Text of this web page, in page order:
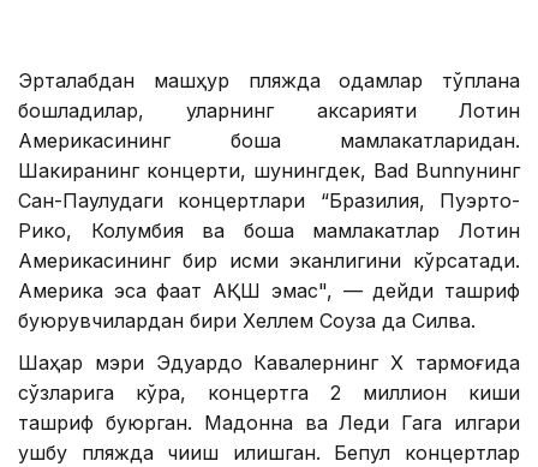
Эрталабдан машҳур пляжда одамлар тўплана
бошладилар, уларнинг аксарияти Лотин
Америкасининг бошқа мамлакатларидан.
Шакиранинг концерти, шунингдек, Bad Bunnyнинг
Сан-Паулудаги концертлари “Бразилия, Пуэрто-
Рико, Колумбия ва бошқа мамлакатлар Лотин
Америкасининг бир қисми эканлигини кўрсатади.
Америка эса фақат АҚШ эмас", — дейди ташриф
буюрувчилардан бири Хеллем Соуза да Силва.
Шаҳар мэри Эдуардо Кавалернинг Х тармоғида
сўзларига кўра, концертга 2 миллион киши
ташриф буюрган. Мадонна ва Леди Гага илгари
ушбу пляжда чиқиш қилишган. Бепул концертлар